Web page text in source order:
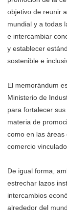
objetivo de reunir
mundial y a todas
e intercambiar
y establecer
sostenible e
El memorándum
Ministerio de
para fortalecer
materia de
como en las áreas
comercio
De igual forma,
estrechar lazos
intercambios
alrededor del